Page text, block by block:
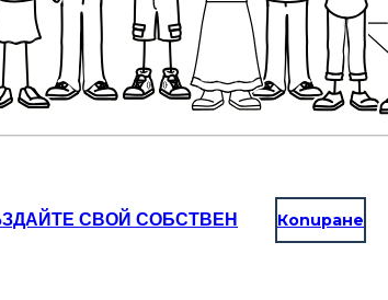
СВОЙ СОБСТВЕН Копиране